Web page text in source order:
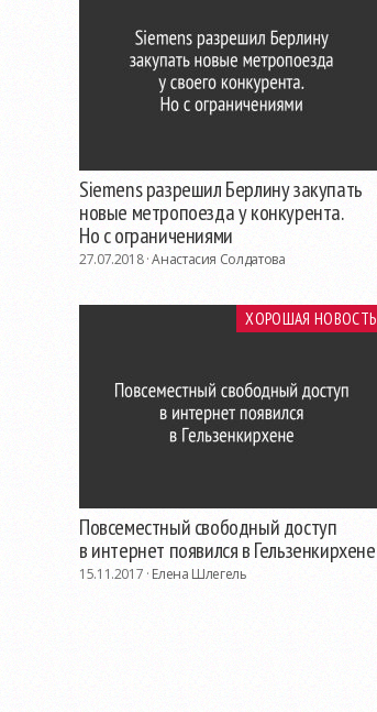
Siemens разрешил Берлину закупать
новые метропоезда у конкурента.
Но с ограничениями
27.07.2018 ·Анастасия Солдатова
ХОРОШАЯ НОВОСТЬ
Повсеместный свободный доступ
в интернет появился в Гельзенкирхене
15.11.2017 ·Елена Шлегель